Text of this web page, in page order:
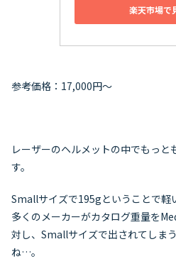
楽天市場で
参考価格：17,000円～
レーザーのヘルメットの中でもっ
す。
Smallサイズで195gということで軽
多くのメーカーがカタログ重量を
対し、Smallサイズで出されてしま
ね…。